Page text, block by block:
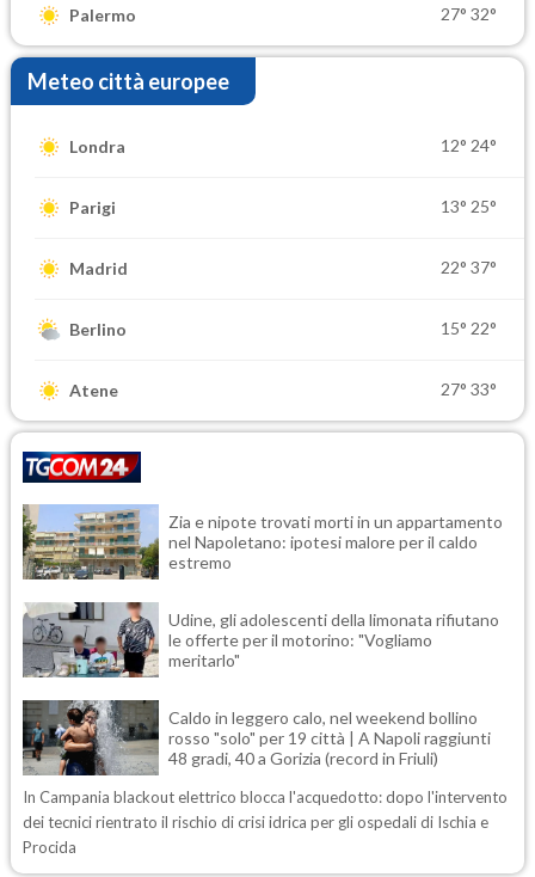
Palermo 27° 32°
Meteo città europee
Londra 12° 24°
Parigi 13° 25°
Madrid 22° 37°
Berlino 15° 22°
Atene 27° 33°
Zia e nipote trovati morti in un appartamento
nel Napoletano: ipotesi malore per il caldo
estremo
Udine, gli adolescenti della limonata rifiutano
le offerte per il motorino: "Vogliamo
meritarlo"
Caldo in leggero calo, nel weekend bollino
rosso "solo" per 19 città | A Napoli raggiunti
48 gradi, 40 a Gorizia (record in Friuli)
In Campania blackout elettrico blocca l'acquedotto: dopo l'intervento
dei tecnici rientrato il rischio di crisi idrica per gli ospedali di Ischia e
Procida